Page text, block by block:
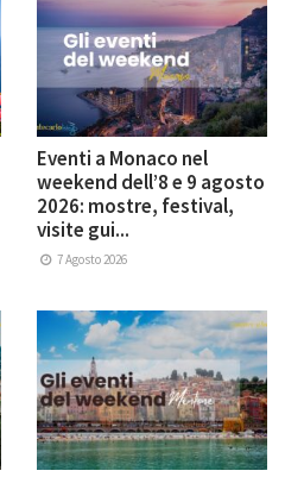
Eventi a Monaco nel
weekend dell’8 e 9 agosto
2026: mostre, festival,
visite gui...
7 Agosto 2026